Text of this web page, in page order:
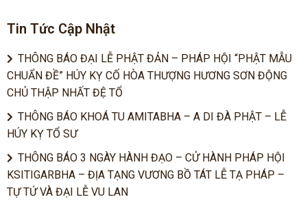
Tin Tức Cập Nhật
THÔNG BÁO ĐẠI LỄ PHẬT ĐẢN – PHÁP HỘI “PHẬT MẪU
CHUẨN ĐỀ” HÚY KỴ CỐ HÒA THƯỢNG HƯƠNG SƠN ĐỘNG
CHỦ THẬP NHẤT ĐỆ TỔ
THÔNG BÁO KHOÁ TU AMITABHA – A DI ĐÀ PHẬT – LỄ
HÚY KỴ TỔ SƯ
THÔNG BÁO 3 NGÀY HÀNH ĐẠO – CỬ HÀNH PHÁP HỘI
KSITIGARBHA – ĐỊA TẠNG VƯƠNG BỒ TÁT LỄ TẠ PHÁP –
TỰ TỨ VÀ ĐẠI LỄ VU LAN